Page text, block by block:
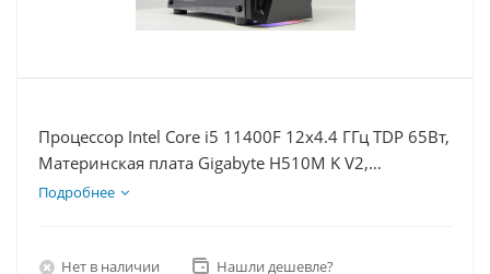
Процессор Intel Core i5 11400F 12x4.4 ГГц TDP 65Вт,
Материнская плата Gigabyte H510M K V2,
Видеокарта GTX 1660S 6Гб, Память DDR4 32Gb,
Подробнее
Нет в наличии Нашли дешевле?